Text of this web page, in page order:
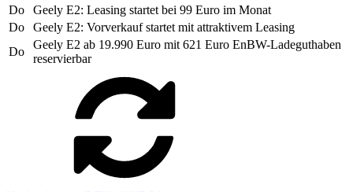
Do
Geely E2: Leasing startet bei 99 Euro im Monat
Do
Geely E2: Vorverkauf startet mit attraktivem Leasing
Do
Geely E2 ab 19.990 Euro mit 621 Euro EnBW-Ladeguthaben
reservierbar